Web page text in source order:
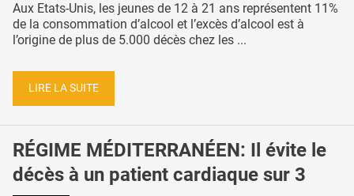
Aux Etats-Unis, les jeunes de 12 à 21 ans représentent 11%
de la consommation d’alcool et l’excès d’alcool est à
l’origine de plus de 5.000 décès chez les ...
LIRE LA SUITE
RÉGIME MÉDITERRANÉEN: Il évite le
décès à un patient cardiaque sur 3